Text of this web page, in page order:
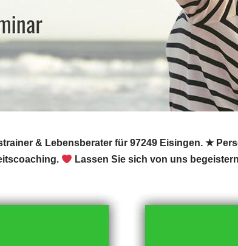
& Lebensberater für 97249 Eisingen. ★
Lassen Sie sich von uns